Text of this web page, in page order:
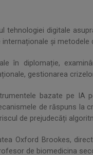
tehnologiei digitale
și
în diplomație,
gestionarea
bazate pe IA
de răspuns la
de prejudecăți
Oxford Brookes,
de biomedicina